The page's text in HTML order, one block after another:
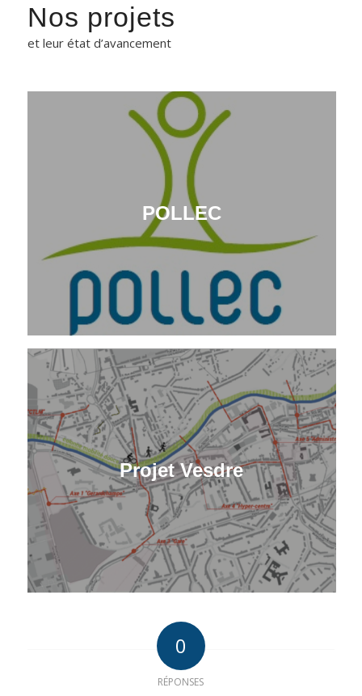
Nos projets
et leur état d’avancement
POLLEC
Projet Vesdre
0
RÉPONSES